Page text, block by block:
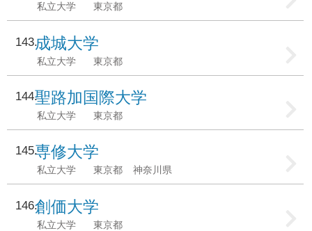
私立大学 東京都
143成城大学
私立大学 東京都
144聖路加国際大学
私立大学 東京都
145専修大学
私立大学 東京都 神奈川県
146創価大学
私立大学 東京都